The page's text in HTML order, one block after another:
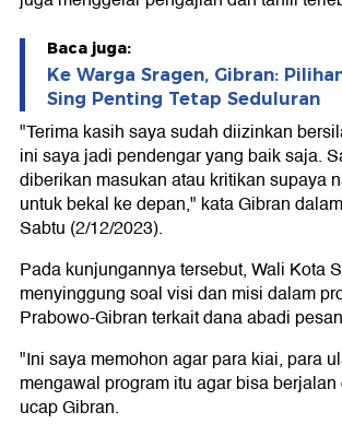
Baca juga:
Ke Warga Sragen, Gibran:
Sing Penting Tetap Seduluran
"Terima kasih saya sudah diizinkan
ini saya jadi pendengar yang baik saja.
diberikan masukan atau kritikan supaya
untuk bekal ke depan," kata Gibran
Sabtu (2/12/2023).
Pada kunjungannya tersebut, Wali Kota
menyinggung soal visi dan misi dalam
Prabowo-Gibran terkait dana abadi
"Ini saya memohon agar para kiai, para
mengawal program itu agar bisa
ucap Gibran.